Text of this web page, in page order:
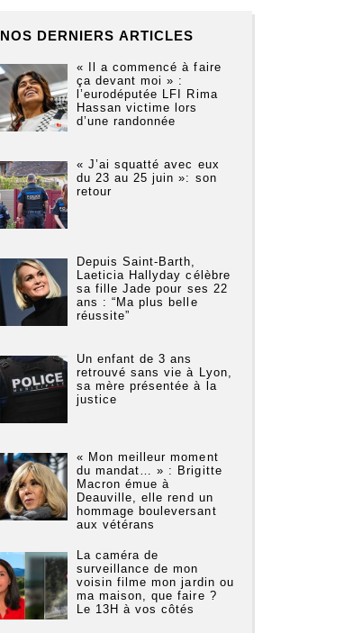
NOS DERNIERS ARTICLES
« Il a commencé à faire
ça devant moi » :
l’eurodéputée LFI Rima
Hassan victime lors
d’une randonnée
« J’ai squatté avec eux
du 23 au 25 juin »: son
retour
Depuis Saint-Barth,
Laeticia Hallyday célèbre
sa fille Jade pour ses 22
ans : “Ma plus belle
réussite”
Un enfant de 3 ans
retrouvé sans vie à Lyon,
sa mère présentée à la
justice
« Mon meilleur moment
du mandat… » : Brigitte
Macron émue à
Deauville, elle rend un
hommage bouleversant
aux vétérans
La caméra de
surveillance de mon
voisin filme mon jardin ou
ma maison, que faire ?
Le 13H à vos côtés